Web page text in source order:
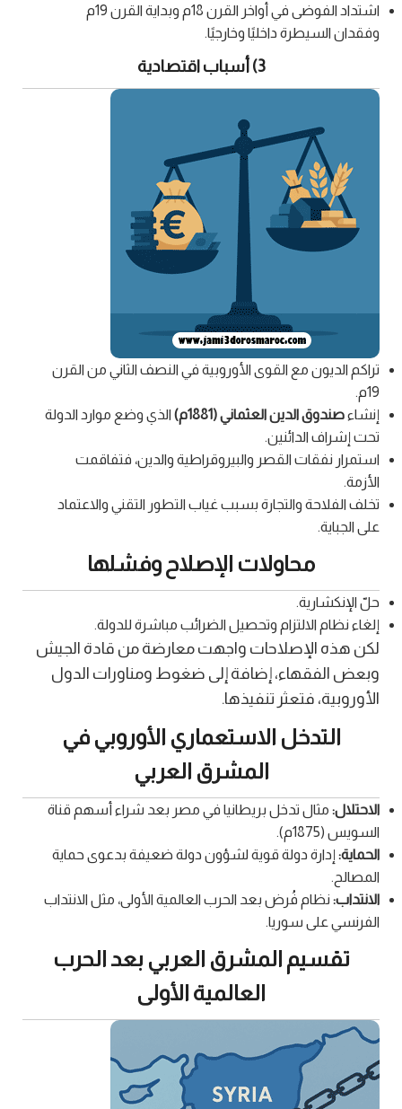
اشتداد الفوضى في أواخر القرن 18م وبداية القرن 19م
وفقدان السيطرة داخليًا وخارجيًا.
3) أسباب اقتصادية
تراكم الديون مع القوى الأوروبية في النصف الثاني من القرن
19م.
إنشاءصندوق الدين العثماني (1881م)
الذي وضع موارد الدولة
تحت إشراف الدائنين.
استمرار نفقات القصر والبيروقراطية والدين، فتفاقمت
الأزمة.
تخلف الفلاحة والتجارة بسبب غياب التطور التقني والاعتماد
على الجباية.
محاولات الإصلاح وفشلها
حلّ الإنكشارية.
إلغاء نظام الالتزام وتحصيل الضرائب مباشرة للدولة.
لكن هذه الإصلاحات واجهت معارضة من قادة الجيش
وبعض الفقهاء، إضافة إلى ضغوط ومناورات الدول
الأوروبية، فتعثر تنفيذها.
التدخل الاستعماري الأوروبي في
المشرق العربي
الاحتلال: مثال تدخل بريطانيا في مصر بعد شراء أسهم قناة
السويس (1875م).
الحماية: إدارة دولة قوية لشؤون دولة ضعيفة بدعوى حماية
المصالح.
الانتداب: نظام فُرض بعد الحرب العالمية الأولى، مثل الانتداب
الفرنسي على سوريا.
تقسيم المشرق العربي بعد الحرب
العالمية الأولى